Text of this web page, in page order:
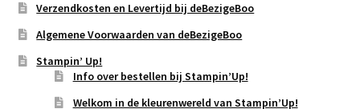
Verzendkosten en Levertijd bij deBezigeBoo
Algemene Voorwaarden van deBezigeBoo
Stampin’ Up!
Info over bestellen bij Stampin’Up!
Welkom in de kleurenwereld van Stampin’Up!